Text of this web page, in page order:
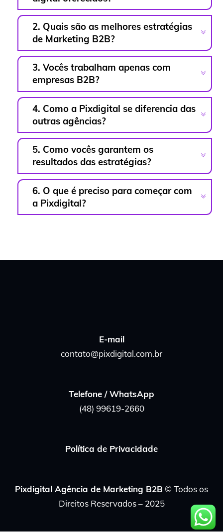
2. Quais são as melhores estratégias
de Marketing B2B?
3. Vocês trabalham apenas com
empresas B2B?
4. Como a Pixdigital se diferencia das
outras agências?
5. Como vocês garantem os
resultados das estratégias?
6. O que é preciso para começar com
a Pixdigital?
E-mail
contato@pixdigital.com.br
Telefone / WhatsApp
(48) 99619-2660
Política de Privacidade
Pixdigital Agência de Marketing B2B © Todos os
Direitos Reservados – 2025